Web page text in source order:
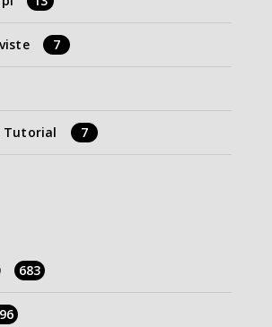
7
Tutorial 7
683